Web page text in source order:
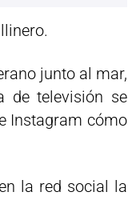
junto al mar,
de televisión se
Instagram cómo
la red social la